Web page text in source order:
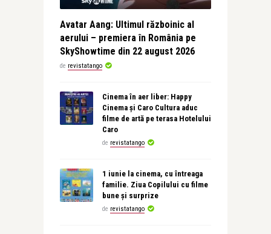
Avatar Aang: Ultimul războinic al
aerului – premiera în România pe
SkyShowtime din 22 august 2026
de revistatango
Cinema în aer liber: Happy
Cinema și Caro Cultura aduc
filme de artă pe terasa Hotelului
Caro
de revistatango
1 iunie la cinema, cu întreaga
familie. Ziua Copilului cu filme
bune și surprize
de revistatango